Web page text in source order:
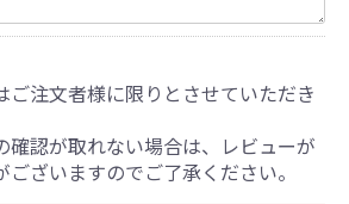
注文者様に限りとさせていただき
認が取れない場合は、レビューが
ざいますのでご了承ください。